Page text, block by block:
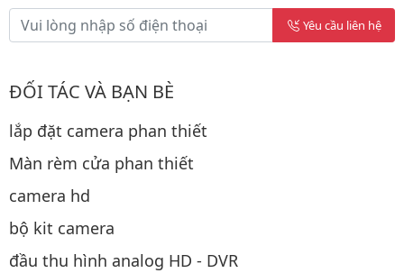
Yêu cầu liên hệ
ĐỐI TÁC VÀ BẠN BÈ
lắp đặt camera phan thiết
Màn rèm cửa phan thiết
camera hd
bộ kit camera
đầu thu hình analog HD - DVR